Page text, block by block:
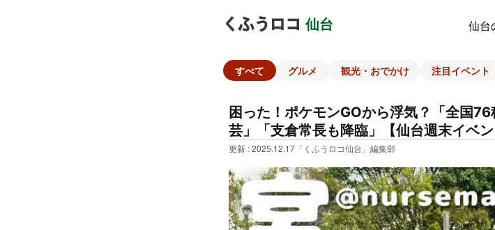
仙台 仙台
すべて グルメ 観光・おでかけ 注目イベント
困った！ポケモンGOから浮気？「全国
芸」「支倉常長も降臨」【仙台週末イベン
更新 : 2025.12.17 「くふうロコ仙台」編集部